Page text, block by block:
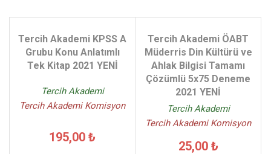
Tercih Akademi KPSS A
Grubu Konu Anlatımlı
Tek Kitap 2021 YENİ
Tercih Akademi
Tercih Akademi Komisyon
195,00 ₺
Tercih Akademi ÖABT
Müderris Din Kültürü ve
Ahlak Bilgisi Tamamı
Çözümlü 5x75 Deneme
2021 YENİ
Tercih Akademi
Tercih Akademi Komisyon
25,00 ₺